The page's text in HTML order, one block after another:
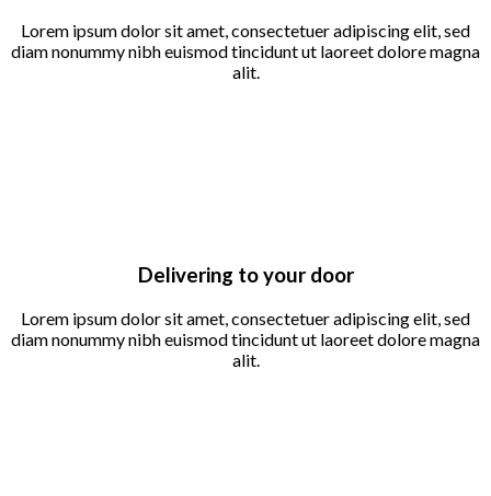
Lorem ipsum dolor sit amet, consectetuer adipiscing elit, sed
diam nonummy nibh euismod tincidunt ut laoreet dolore magna
alit.
Delivering to your door
Lorem ipsum dolor sit amet, consectetuer adipiscing elit, sed
diam nonummy nibh euismod tincidunt ut laoreet dolore magna
alit.